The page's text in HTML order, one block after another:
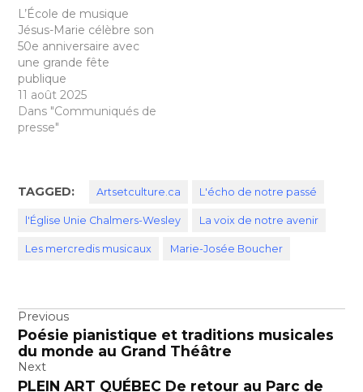
L’École de musique
Jésus-Marie célèbre son
50e anniversaire avec
une grande fête
publique
11 août 2025
Dans "Communiqués de
presse"
TAGGED: Artsetculture.ca L'écho de notre passé
l'Église Unie Chalmers-Wesley La voix de notre avenir
Les mercredis musicaux Marie-Josée Boucher
Navigation
de
l’article
Previous
Poésie pianistique et traditions musicales
du monde au Grand Théâtre
Next
PLEIN ART QUÉBEC De retour au Parc de